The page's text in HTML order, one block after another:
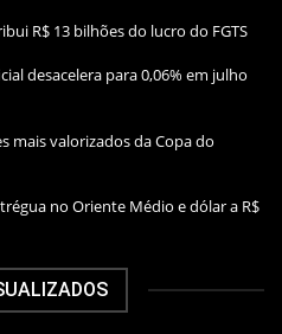
R$ 13 bilhões do lucro do FGTS
desacelera para 0,06% em julho
mais valorizados da Copa do
no Oriente Médio e dólar a R$